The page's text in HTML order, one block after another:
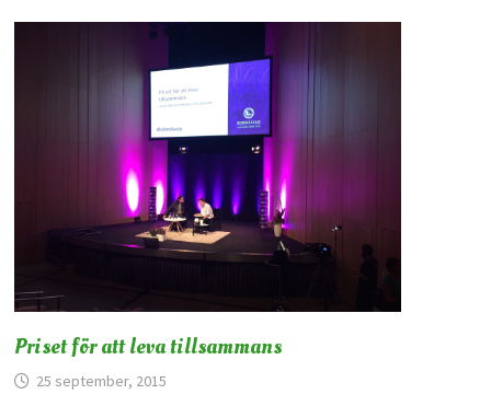
Priset för att leva tillsammans
25 september, 2015